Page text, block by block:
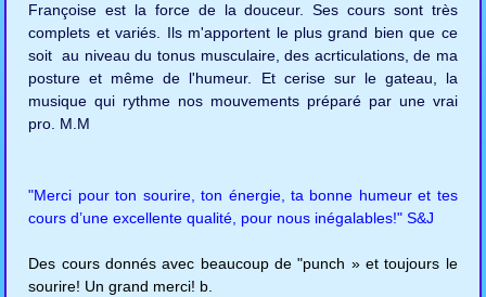
Françoise est la force de la douceur. Ses cours sont très
complets et variés. Ils m'apportent le plus grand bien que ce
soit au niveau du tonus musculaire, des acrticulations, de ma
posture et même de l'humeur. Et cerise sur le gateau, la
musique qui rythme nos mouvements préparé par une vrai
pro. M.M
"Merci pour ton sourire, ton énergie, ta bonne humeur et tes
cours d’une excellente qualité, pour nous inégalables!" S&J
Des cours donnés avec beaucoup de "punch » et toujours le
sourire! Un grand merci! b.